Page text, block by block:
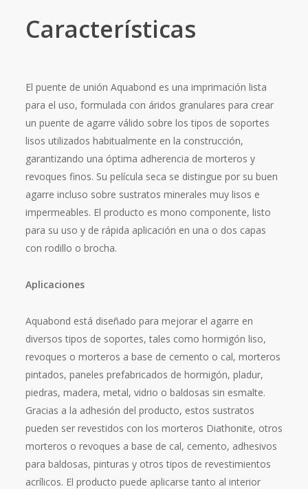
Características
El puente de unión Aquabond es una imprimación lista
para el uso, formulada con áridos granulares para crear
un puente de agarre válido sobre los tipos de soportes
lisos utilizados habitualmente en la construcción,
garantizando una óptima adherencia de morteros y
revoques finos. Su película seca se distingue por su buen
agarre incluso sobre sustratos minerales muy lisos e
impermeables. El producto es mono componente, listo
para su uso y de rápida aplicación en una o dos capas
con rodillo o brocha.
Aplicaciones
Aquabond está diseñado para mejorar el agarre en
diversos tipos de soportes, tales como hormigón liso,
revoques o morteros a base de cemento o cal, morteros
pintados, paneles prefabricados de hormigón, pladur,
piedras, madera, metal, vidrio o baldosas sin esmalte.
Gracias a la adhesión del producto, estos sustratos
pueden ser revestidos con los morteros Diathonite, otros
morteros o revoques a base de cal, cemento, adhesivos
para baldosas, pinturas y otros tipos de revestimientos
acrílicos. El producto puede aplicarse tanto al interior